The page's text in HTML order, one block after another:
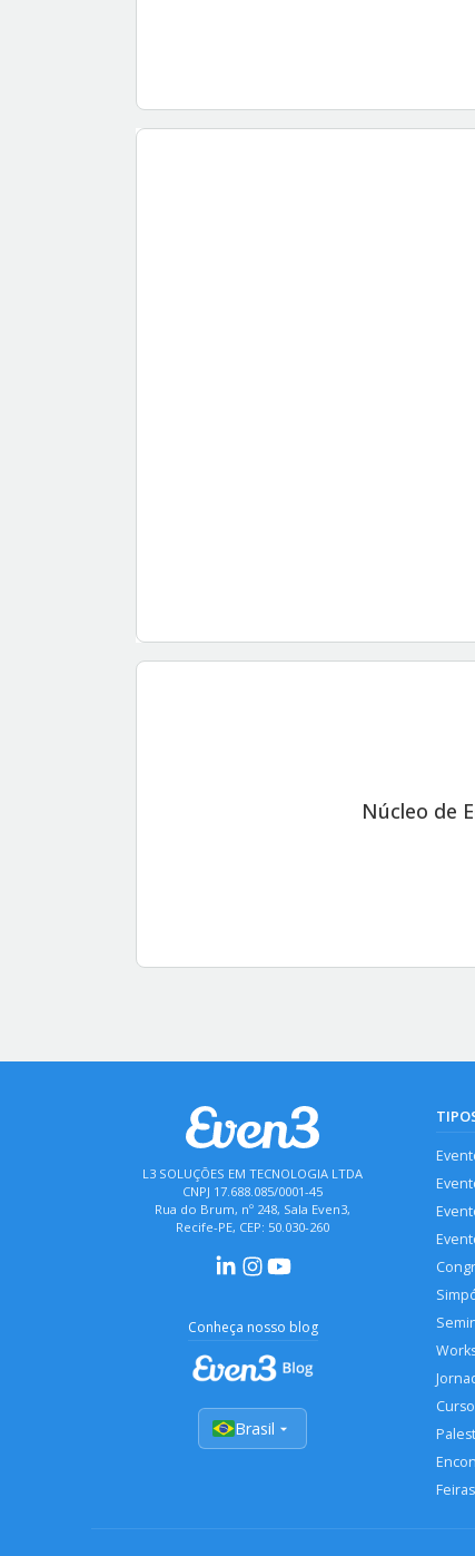
Núcleo de
L3 SOLUÇÕES EM TECNOLOGIA LTDA
CNPJ 17.688.085/0001-45
Rua do Brum, nº 248, Sala Even3,
Recife-PE, CEP: 50.030-260
Conheça nosso blog
Brasil